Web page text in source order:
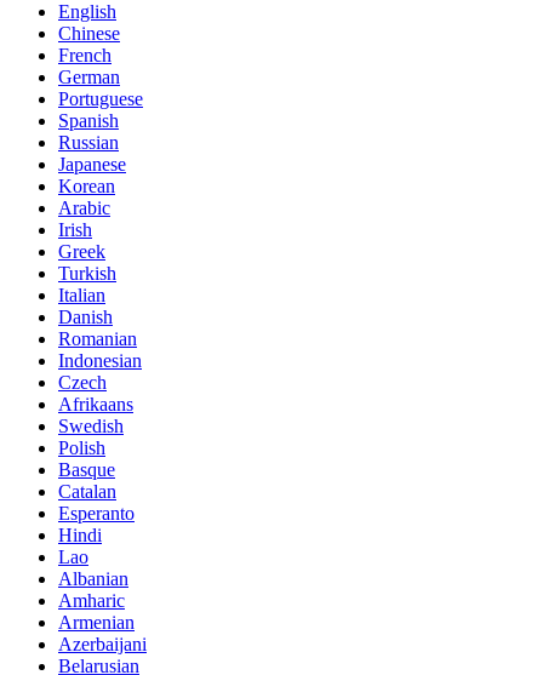
English
Chinese
French
German
Portuguese
Spanish
Russian
Japanese
Korean
Arabic
Irish
Greek
Turkish
Italian
Danish
Romanian
Indonesian
Czech
Afrikaans
Swedish
Polish
Basque
Catalan
Esperanto
Hindi
Lao
Albanian
Amharic
Armenian
Azerbaijani
Belarusian